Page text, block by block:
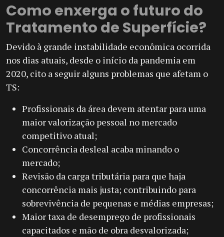
Como enxerga o futuro do
Tratamento de Superfície?
Devido à grande instabilidade econômica ocorrida
nos dias atuais, desde o início da pandemia em
2020, cito a seguir alguns problemas que afetam o
TS:
Profissionais da área devem atentar para uma
maior valorização pessoal no mercado
competitivo atual;
Concorrência desleal acaba minando o
mercado;
Revisão da carga tributária para que haja
concorrência mais justa; contribuindo para
sobrevivência de pequenas e médias empresas;
Maior taxa de desemprego de profissionais
capacitados e mão de obra desvalorizada;